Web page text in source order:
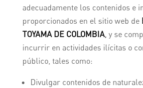
adecuadamente los contenidos e
proporcionados en el sitio web de
TOYAMA DE COLOMBIA, y se
incurrir en actividades ilícitas o
público, tales como:
Divulgar contenidos de